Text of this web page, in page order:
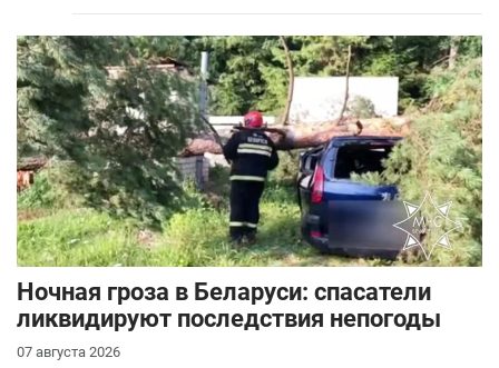
Ночная гроза в Беларуси: спасатели
ликвидируют последствия непогоды
07 августа 2026